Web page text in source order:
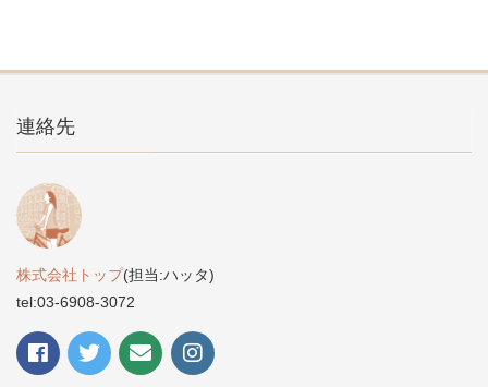
連絡先
株式会社トップ(担当:ハッタ)
tel:03-6908-3072